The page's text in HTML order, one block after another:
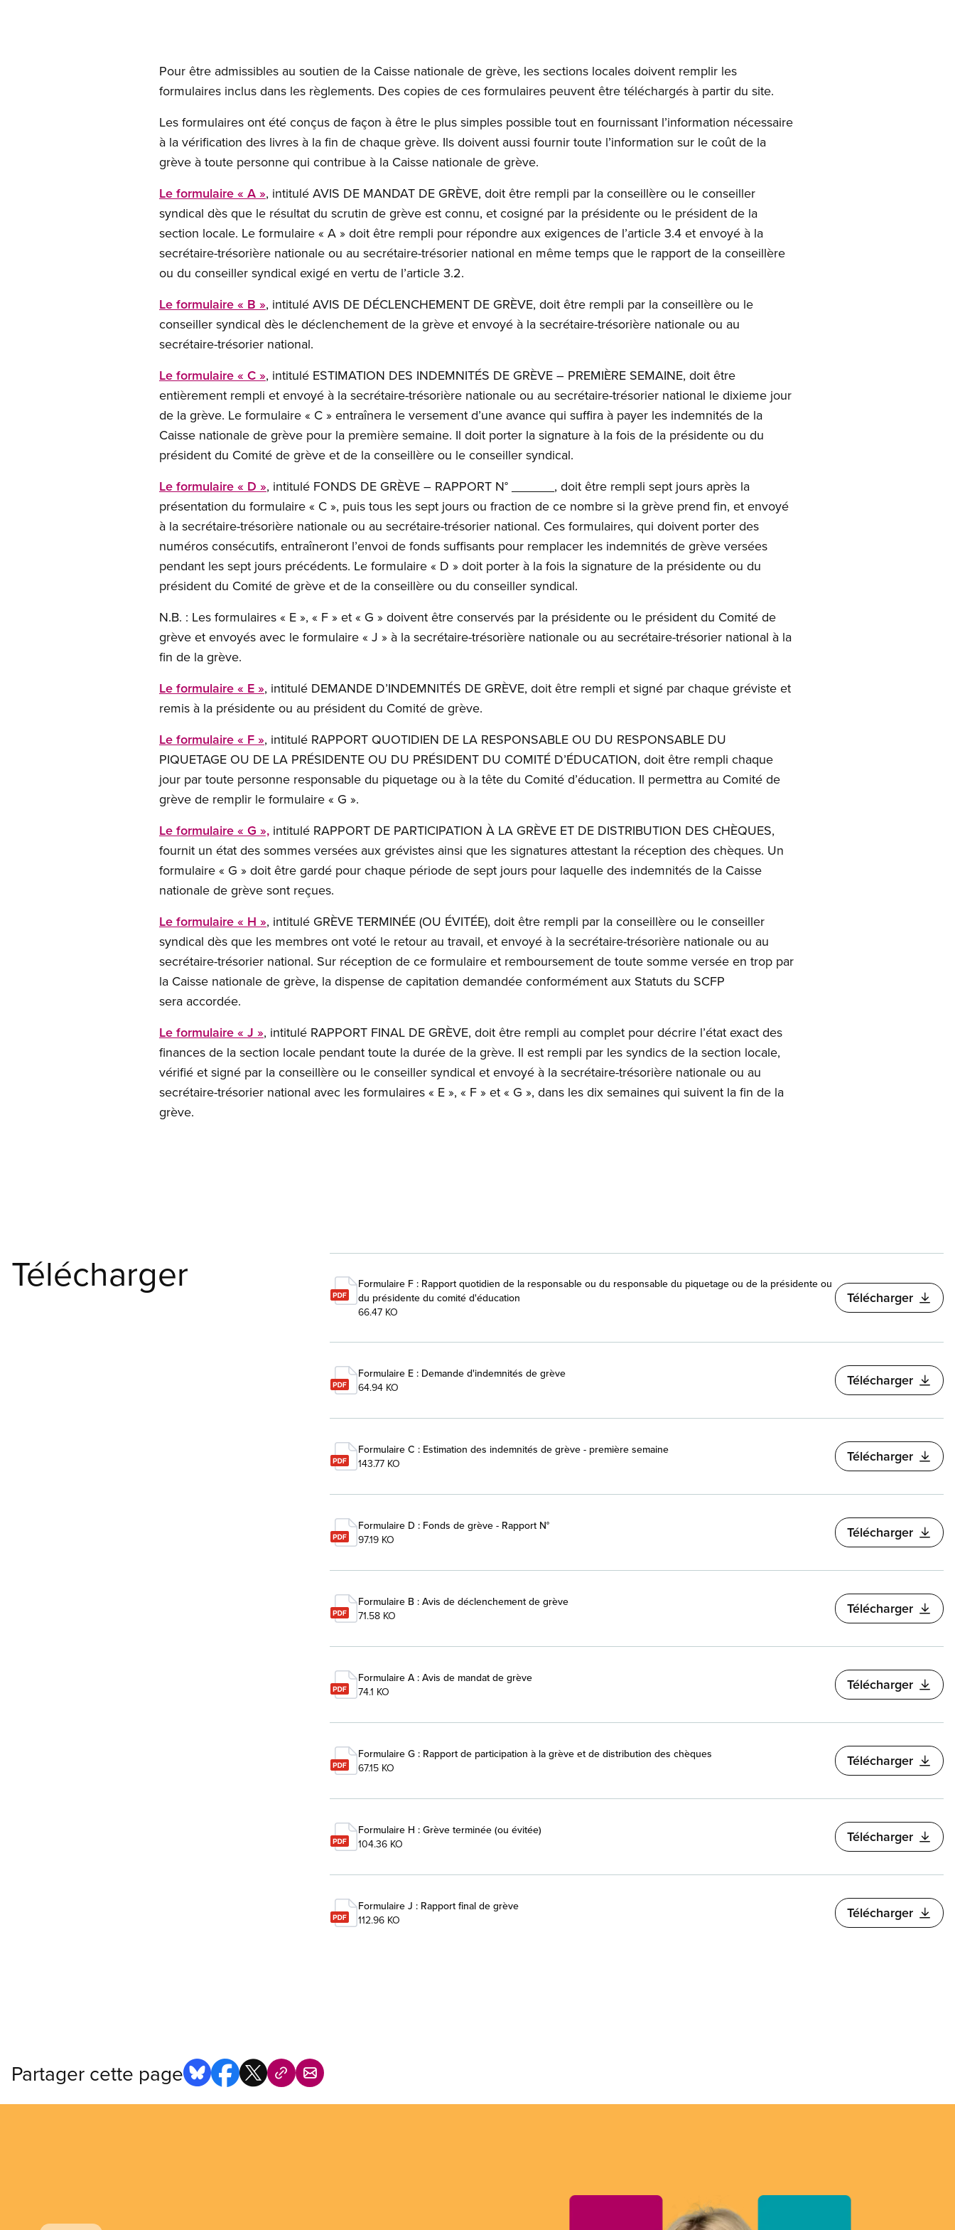
Pour être admissibles au soutien de la Caisse nationale de grève, les sections locales doivent remplir les
formulaires inclus dans les règlements. Des copies de ces formulaires peuvent être téléchargés à partir du site.
Les formulaires ont été conçus de façon à être le plus simples possible tout en fournissant l’information nécessaire
à la vérification des livres à la fin de chaque grève. Ils doivent aussi fournir toute l’information sur le coût de la
grève à toute personne qui contribue à la Caisse nationale de grève.
Le formulaire « A », intitulé AVIS DE MANDAT DE GRÈVE, doit être rempli par la conseillère ou le conseiller
syndical dès que le résultat du scrutin de grève est connu, et cosigné par la présidente ou le président de la
section locale. Le formulaire « A » doit être rempli pour répondre aux exigences de l’article 3.4 et envoyé à la
secrétaire-trésorière nationale ou au secrétaire-trésorier national en même temps que le rapport de la conseillère
ou du conseiller syndical exigé en vertu de l’article 3.2.
Le formulaire « B », intitulé AVIS DE DÉCLENCHEMENT DE GRÈVE, doit être rempli par la conseillère ou le
conseiller syndical dès le déclenchement de la grève et envoyé à la secrétaire-trésorière nationale ou au
secrétaire-trésorier national.
Le formulaire « C », intitulé ESTIMATION DES INDEMNITÉS DE GRÈVE – PREMIÈRE SEMAINE, doit être
entièrement rempli et envoyé à la secrétaire-trésorière nationale ou au secrétaire-trésorier national le dixieme jour
de la grève. Le formulaire « C » entraînera le versement d’une avance qui suffira à payer les indemnités de la
Caisse nationale de grève pour la première semaine. Il doit porter la signature à la fois de la présidente ou du
président du Comité de grève et de la conseillère ou le conseiller syndical.
Le formulaire « D », intitulé FONDS DE GRÈVE – RAPPORT N° ______, doit être rempli sept jours après la
présentation du formulaire « C », puis tous les sept jours ou fraction de ce nombre si la grève prend fin, et envoyé
à la secrétaire-trésorière nationale ou au secrétaire-trésorier national. Ces formulaires, qui doivent porter des
numéros consécutifs, entraîneront l’envoi de fonds suffisants pour remplacer les indemnités de grève versées
pendant les sept jours précédents. Le formulaire « D » doit porter à la fois la signature de la présidente ou du
président du Comité de grève et de la conseillère ou du conseiller syndical.
N.B. : Les formulaires « E », « F » et « G » doivent être conservés par la présidente ou le président du Comité de
grève et envoyés avec le formulaire « J » à la secrétaire-trésorière nationale ou au secrétaire-trésorier national à la
fin de la grève.
Le formulaire « E », intitulé DEMANDE D’INDEMNITÉS DE GRÈVE, doit être rempli et signé par chaque gréviste et
remis à la présidente ou au président du Comité de grève.
Le formulaire « F », intitulé RAPPORT QUOTIDIEN DE LA RESPONSABLE OU DU RESPONSABLE DU
PIQUETAGE OU DE LA PRÉSIDENTE OU DU PRÉSIDENT DU COMITÉ D’ÉDUCATION, doit être rempli chaque
jour par toute personne responsable du piquetage ou à la tête du Comité d’éducation. Il permettra au Comité de
grève de remplir le formulaire « G ».
Le formulaire « G », intitulé RAPPORT DE PARTICIPATION À LA GRÈVE ET DE DISTRIBUTION DES CHÈQUES,
fournit un état des sommes versées aux grévistes ainsi que les signatures attestant la réception des chèques. Un
formulaire « G » doit être gardé pour chaque période de sept jours pour laquelle des indemnités de la Caisse
nationale de grève sont reçues.
Le formulaire « H », intitulé GRÈVE TERMINÉE (OU ÉVITÉE), doit être rempli par la conseillère ou le conseiller
syndical dès que les membres ont voté le retour au travail, et envoyé à la secrétaire-trésorière nationale ou au
secrétaire-trésorier national. Sur réception de ce formulaire et remboursement de toute somme versée en trop par
la Caisse nationale de grève, la dispense de capitation demandée conformément aux Statuts du SCFP
sera accordée.
Le formulaire « J », intitulé RAPPORT FINAL DE GRÈVE, doit être rempli au complet pour décrire l’état exact des
finances de la section locale pendant toute la durée de la grève. Il est rempli par les syndics de la section locale,
vérifié et signé par la conseillère ou le conseiller syndical et envoyé à la secrétaire-trésorière nationale ou au
secrétaire-trésorier national avec les formulaires « E », « F » et « G », dans les dix semaines qui suivent la fin de la
grève.
Télécharger
Formulaire F : Rapport quotidien de la responsable ou du responsable du piquetage ou de la présidente ou
du présidente du comité d'éducation
66.47 KO
Télécharger
Formulaire E : Demande d'indemnités de grève
64.94 KO
Télécharger
Formulaire C : Estimation des indemnités de grève - première semaine
143.77 KO
Télécharger
Formulaire D : Fonds de grève - Rapport N°
97.19 KO
Télécharger
Formulaire B : Avis de déclenchement de grève
71.58 KO
Télécharger
Formulaire A : Avis de mandat de grève
74.1 KO
Télécharger
Formulaire G : Rapport de participation à la grève et de distribution des chèques
67.15 KO
Télécharger
Formulaire H : Grève terminée (ou évitée)
104.36 KO
Télécharger
Formulaire J : Rapport final de grève
112.96 KO
Télécharger
Partager cette page